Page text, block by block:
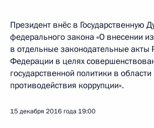
Президент внёс в Государственную
федерального закона «О внесении
в отдельные законодательные акты
Федерации в целях
государственной политики в области
противодействия коррупции».
15 декабря 2016 года 19:00